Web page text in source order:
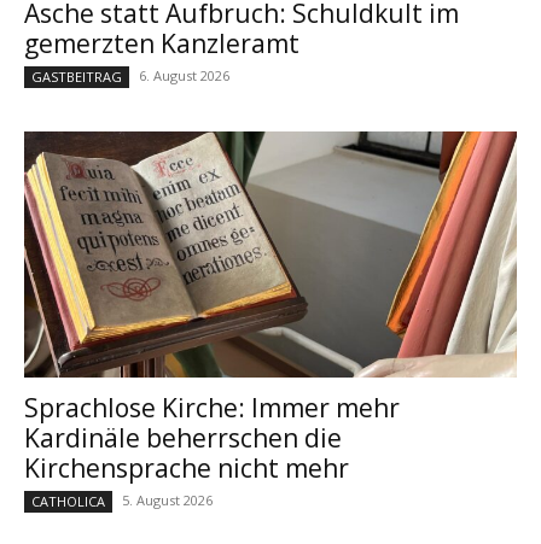
Asche statt Aufbruch: Schuldkult im
gemerzten Kanzleramt
GASTBEITRAG 6. August 2026
Sprachlose Kirche: Immer mehr
Kardinäle beherrschen die
Kirchensprache nicht mehr
CATHOLICA 5. August 2026